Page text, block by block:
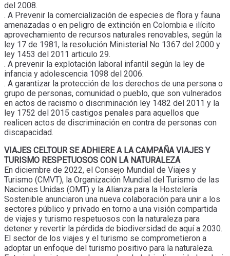
del 2008.
. A Prevenir la comercialización de especies de flora y fauna
amenazadas o en peligro de extinción en Colombia e ilícito
aprovechamiento de recursos naturales renovables, según la
ley 17 de 1981, la resolución Ministerial No 1367 del 2000 y
ley 1453 del 2011 articulo 29.
. A prevenir la explotación laboral infantil según la ley de
infancia y adolescencia 1098 del 2006.
. A garantizar la protección de los derechos de una persona o
grupo de personas, comunidad o pueblo, que son vulnerados
en actos de racismo o discriminación ley 1482 del 2011 y la
ley 1752 del 2015 castigos penales para aquellos que
realicen actos de discriminación en contra de personas con
discapacidad.
VIAJES CELTOUR SE ADHIERE A LA CAMPAÑA VIAJES Y
TURISMO RESPETUOSOS CON LA NATURALEZA
En diciembre de 2022, el Consejo Mundial de Viajes y
Turismo (CMVT), la Organización Mundial del Turismo de las
Naciones Unidas (OMT) y la Alianza para la Hostelería
Sostenible anunciaron una nueva colaboración para unir a los
sectores público y privado en torno a una visión compartida
de viajes y turismo respetuosos con la naturaleza para
detener y revertir la pérdida de biodiversidad de aquí a 2030.
El sector de los viajes y el turismo se comprometieron a
adoptar un enfoque del turismo positivo para la naturaleza.